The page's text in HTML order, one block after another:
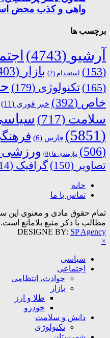
واهی و کذب محض
برچسب ها
آرشیو (4743)
(153)
استخدام (2) بازار (403)
(165)
تکنولوژی (179)
خاص (392) خبر فوری (11)
سلامت (717)
(5851)
فارس (6)
(506)
نیازمندی ها (0) ورزشی
تصاویر (150) گرافیک (114)
خانه
تماس با ما
تمام حقوق مادی و معنوی این
مطالب با ذکر منبع بلامانع است.
DESIGNE BY: SP Agency
×
سیاسی
اجتماعی
حوادث، انتظامی
بازار
طلا و ارز
خودرو
دانش و سلامت
تکنولوژی